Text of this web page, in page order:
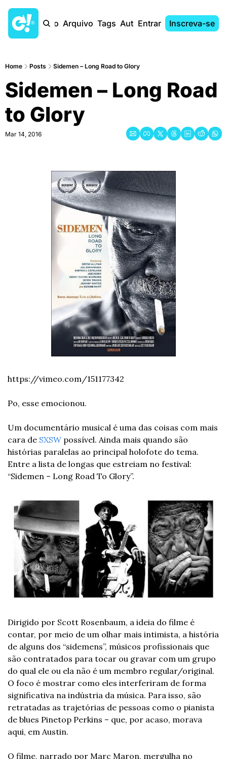
Início Arquivo Tags AutoresEntrar Inscreva-se
Home Posts Sidemen – Long Road to Glory
Sidemen – Long Road
to Glory
Mar 14, 2016
https://vimeo.com/151177342
Po, esse emocionou.
Um documentário musical é uma das coisas com mais
cara de SXSW possível. Ainda mais quando são
histórias paralelas ao principal holofote do tema.
Entre a lista de longas que estreiam no festival:
“Sidemen – Long Road To Glory”.
Dirigido por Scott Rosenbaum, a ideia do filme é
contar, por meio de um olhar mais intimista, a história
de alguns dos “sidemens”, músicos profissionais que
são contratados para tocar ou gravar com um grupo
do qual ele ou ela não é um membro regular/original.
O foco é mostrar como eles interferiram de forma
significativa na indústria da música. Para isso, são
retratadas as trajetórias de pessoas como o pianista
de blues Pinetop Perkins – que, por acaso, morava
aqui, em Austin.
O filme, narrado por Marc Maron, mergulha no